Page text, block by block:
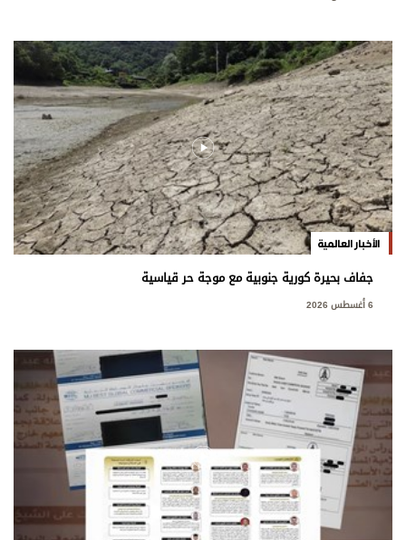
الأخبار العالمية
جفاف بحيرة كورية جنوبية مع موجة حر قياسية
6 أغسطس 2026